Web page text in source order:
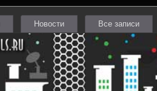
Новости Все записи